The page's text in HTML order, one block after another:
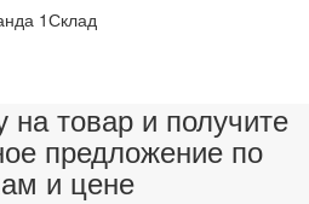
1Склад
на товар и получите
предложение по
и цене